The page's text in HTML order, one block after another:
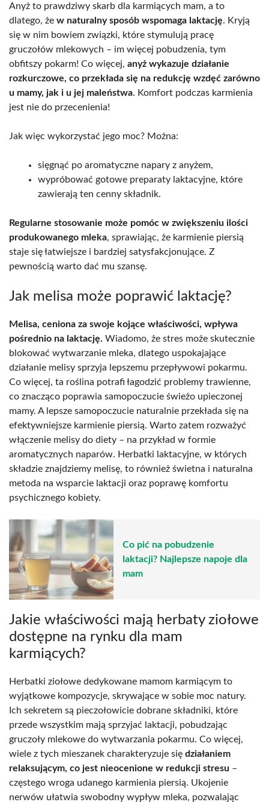
Anyż to prawdziwy skarb dla karmiących mam, a to
dlatego, że w naturalny sposób wspomaga laktację. Kryją
się w nim bowiem związki, które stymulują pracę
gruczołów mlekowych – im więcej pobudzenia, tym
obfitszy pokarm! Co więcej, anyż wykazuje działanie
rozkurczowe, co przekłada się na redukcję wzdęć zarówno
u mamy, jak i u jej maleństwa. Komfort podczas karmienia
jest nie do przecenienia!
Jak więc wykorzystać jego moc? Można:
sięgnąć po aromatyczne napary z anyżem,
wypróbować gotowe preparaty laktacyjne, które
zawierają ten cenny składnik.
Regularne stosowanie może pomóc w zwiększeniu ilości
produkowanego mleka, sprawiając, że karmienie piersią
staje się łatwiejsze i bardziej satysfakcjonujące. Z
pewnością warto dać mu szansę.
Jak melisa może poprawić laktację?
Melisa, ceniona za swoje kojące właściwości, wpływa
pośrednio na laktację. Wiadomo, że stres może skutecznie
blokować wytwarzanie mleka, dlatego uspokajające
działanie melisy sprzyja lepszemu przepływowi pokarmu.
Co więcej, ta roślina potrafi łagodzić problemy trawienne,
co znacząco poprawia samopoczucie świeżo upieczonej
mamy. A lepsze samopoczucie naturalnie przekłada się na
efektywniejsze karmienie piersią. Warto zatem rozważyć
włączenie melisy do diety – na przykład w formie
aromatycznych naparów. Herbatki laktacyjne, w których
składzie znajdziemy melisę, to również świetna i naturalna
metoda na wsparcie laktacji oraz poprawę komfortu
psychicznego kobiety.
Co pić na pobudzenie
laktacji? Najlepsze napoje dla
mam
Jakie właściwości mają herbaty ziołowe
dostępne na rynku dla mam
karmiących?
Herbatki ziołowe dedykowane mamom karmiącym to
wyjątkowe kompozycje, skrywające w sobie moc natury.
Ich sekretem są pieczołowicie dobrane składniki, które
przede wszystkim mają sprzyjać laktacji, pobudzając
gruczoły mlekowe do wytwarzania pokarmu. Co więcej,
wiele z tych mieszanek charakteryzuje się działaniem
relaksującym, co jest nieocenione w redukcji stresu –
częstego wroga udanego karmienia piersią. Ukojenie
nerwów ułatwia swobodny wypływ mleka, pozwalając